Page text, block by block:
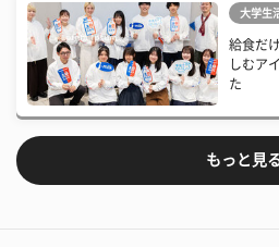
大学生
給食だ
しむア
た
もっと見